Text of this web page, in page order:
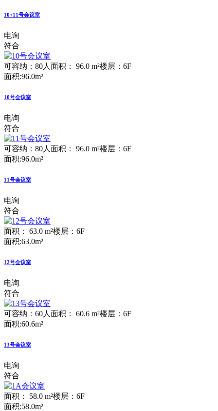
10+11号会议室
电询
符合
可容纳：80人 面积： 96.0 m²楼层：6F
面积:96.0m²
10号会议室
电询
符合
可容纳：80人 面积： 96.0 m²楼层：6F
面积:96.0m²
11号会议室
电询
符合
面积： 63.0 m²楼层：6F
面积:63.0m²
12号会议室
电询
符合
可容纳：60人 面积： 60.6 m²楼层：6F
面积:60.6m²
13号会议室
电询
符合
面积： 58.0 m²楼层：6F
面积:58.0m²